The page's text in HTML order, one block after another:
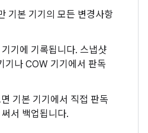
기본 기기의 모든 변경사항
기에 기록됩니다. 스냅샷
기나 COW 기기에서 판독
기본 기기에서 직접 판독
서 백업됩니다.